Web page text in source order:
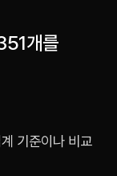
개를
기준이나 비교